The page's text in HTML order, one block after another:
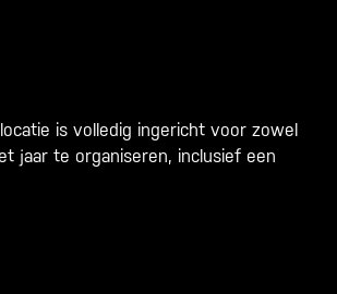
is volledig ingericht voor zowel
jaar te organiseren, inclusief een